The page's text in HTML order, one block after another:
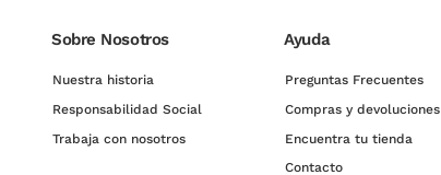
Sobre Nosotros
Nuestra historia
Responsabilidad Social
Trabaja con nosotros
Ayuda
Preguntas Frecuentes
Compras y devoluciones
Encuentra tu tienda
Contacto